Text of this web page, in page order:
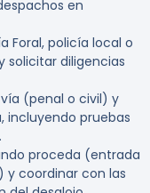
en
Foral, policía local o
solicitar diligencias
(penal o civil) y
incluyendo pruebas
proceda (entrada
y coordinar con las